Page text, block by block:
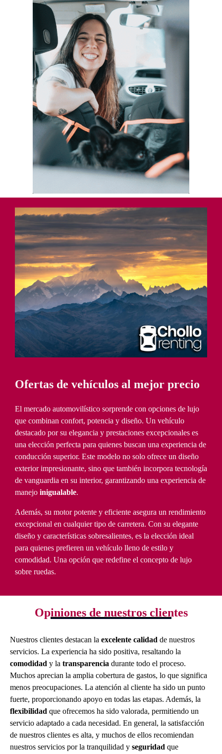
Ofertas de vehículos al mejor precio
El mercado automovilístico sorprende con opciones de lujo
que combinan confort, potencia y diseño. Un vehículo
destacado por su elegancia y prestaciones excepcionales es
una elección perfecta para quienes buscan una experiencia de
conducción superior. Este modelo no solo ofrece un diseño
exterior impresionante, sino que también incorpora tecnología
de vanguardia en su interior, garantizando una experiencia de
manejo inigualable.
Además, su motor potente y eficiente asegura un rendimiento
excepcional en cualquier tipo de carretera. Con su elegante
diseño y características sobresalientes, es la elección ideal
para quienes prefieren un vehículo lleno de estilo y
comodidad. Una opción que redefine el concepto de lujo
sobre ruedas.
Opiniones de nuestros clientes
Nuestros clientes destacan la excelente calidad de nuestros
servicios. La experiencia ha sido positiva, resaltando la
comodidad y la transparencia durante todo el proceso.
Muchos aprecian la amplia cobertura de gastos, lo que significa
menos preocupaciones. La atención al cliente ha sido un punto
fuerte, proporcionando apoyo en todas las etapas. Además, la
flexibilidad que ofrecemos ha sido valorada, permitiendo un
servicio adaptado a cada necesidad. En general, la satisfacción
de nuestros clientes es alta, y muchos de ellos recomiendan
nuestros servicios por la tranquilidad y seguridad que